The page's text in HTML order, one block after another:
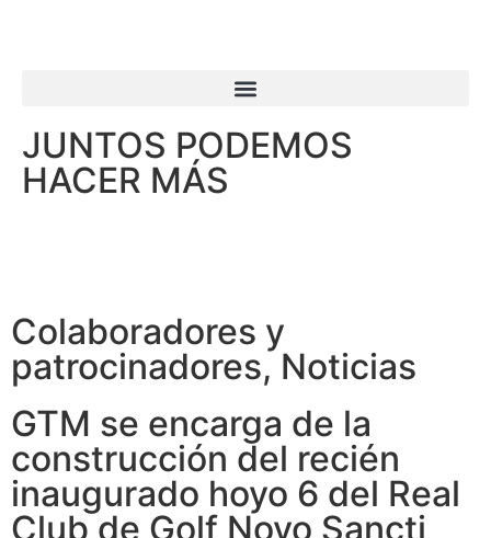
JUNTOS PODEMOS
HACER MÁS
Colaboradores y
patrocinadores, Noticias
GTM se encarga de la
construcción del recién
inaugurado hoyo 6 del Real
Club de Golf Novo Sancti